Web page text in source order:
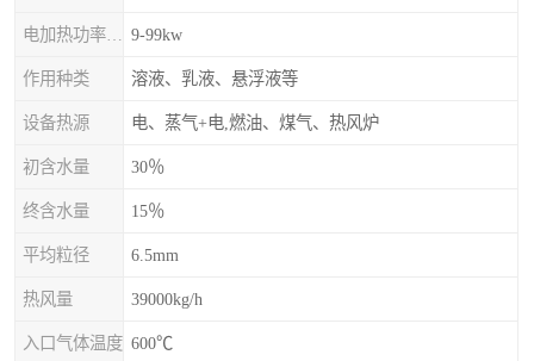
9-99kw
作用种类 溶液、乳液、悬浮液等
设备热源 电、蒸气+电,燃油、煤气、热风炉
初含水量 30％
终含水量 15％
平均粒径 6.5mm
热风量 39000kg/h
入口气体温度 600℃